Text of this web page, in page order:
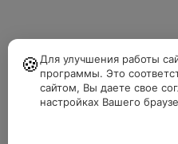
🍪 Для улучшения работы
программы. Это
сайтом, Вы даете свое
настройках Вашего